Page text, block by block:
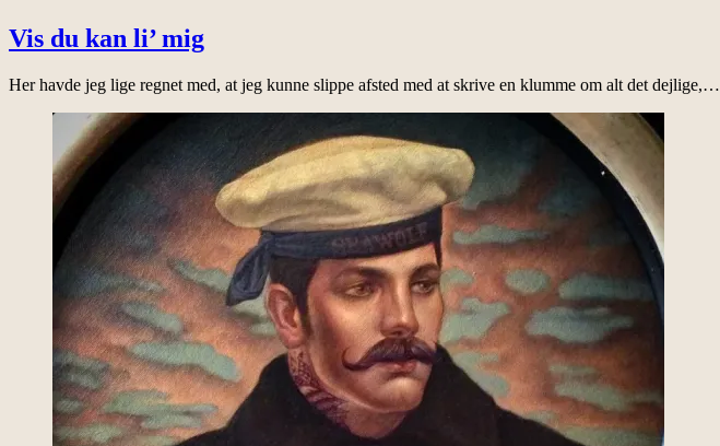
Vis du kan li’ mig
Her havde jeg lige regnet med, at jeg kunne slippe afsted med at skrive en klumme om alt det dejlige,…